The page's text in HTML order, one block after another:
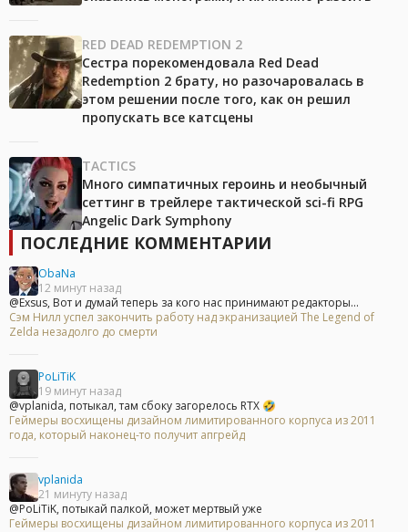
RED DEAD REDEMPTION 2
Сестра порекомендовала Red Dead
Redemption 2 брату, но разочаровалась в
этом решении после того, как он решил
пропускать все катсцены
TACTICS
Много симпатичных героинь и необычный
сеттинг в трейлере тактической sci-fi RPG
Angelic Dark Symphony
ПОСЛЕДНИЕ КОММЕНТАРИИ
ObaNa
12 минут назад
@Exsus, Вот и думай теперь за кого нас принимают редакторы...
Сэм Нилл успел закончить работу над экранизацией The Legend of
Zelda незадолго до смерти
PoLiTiK
19 минут назад
@vplanida, потыкал, там сбоку загорелось RTX 🤣
Геймеры восхищены дизайном лимитированного корпуса из 2011
года, который наконец-то получит апгрейд
vplanida
21 минуту назад
@PoLiTiK, потыкай палкой, может мертвый уже
Геймеры восхищены дизайном лимитированного корпуса из 2011